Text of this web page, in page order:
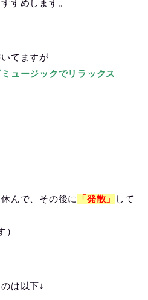
すめします。
てますが
ュージックでリラックス
んで、その後に 「発散」
して
）
は以下↓